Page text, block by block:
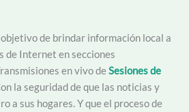
objetivo de brindar información local a
de Internet en secciones
en vivo deSesiones de
la seguridad de que las noticias y
a sus hogares. Y que el proceso de